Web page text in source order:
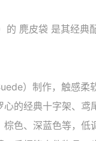
麂皮袋 是其经典
）制作，触感柔
的经典十字架、鸢
色、深蓝色等，低